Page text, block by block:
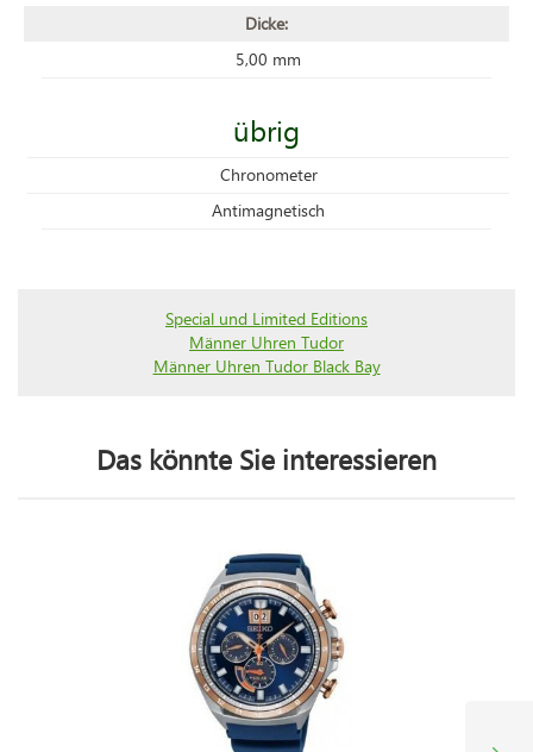
Dicke:
5,00 mm
übrig
Chronometer
Antimagnetisch
Special und Limited Editions
Männer Uhren Tudor
Männer Uhren Tudor Black Bay
Das könnte Sie interessieren